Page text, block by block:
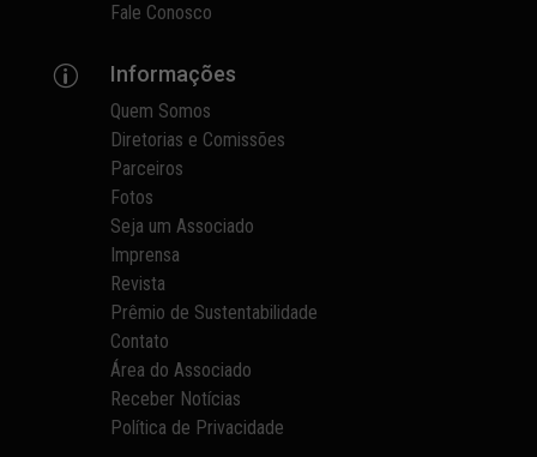
Fale Conosco
p Informações
Quem Somos
Diretorias e Comissões
Parceiros
Fotos
Seja um Associado
Imprensa
Revista
Prêmio de Sustentabilidade
Contato
Área do Associado
Receber Notícias
Política de Privacidade